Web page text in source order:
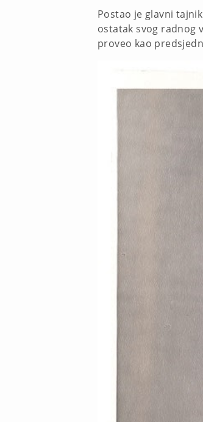
Postao je glavni
ostatak svog radnog
proveo kao